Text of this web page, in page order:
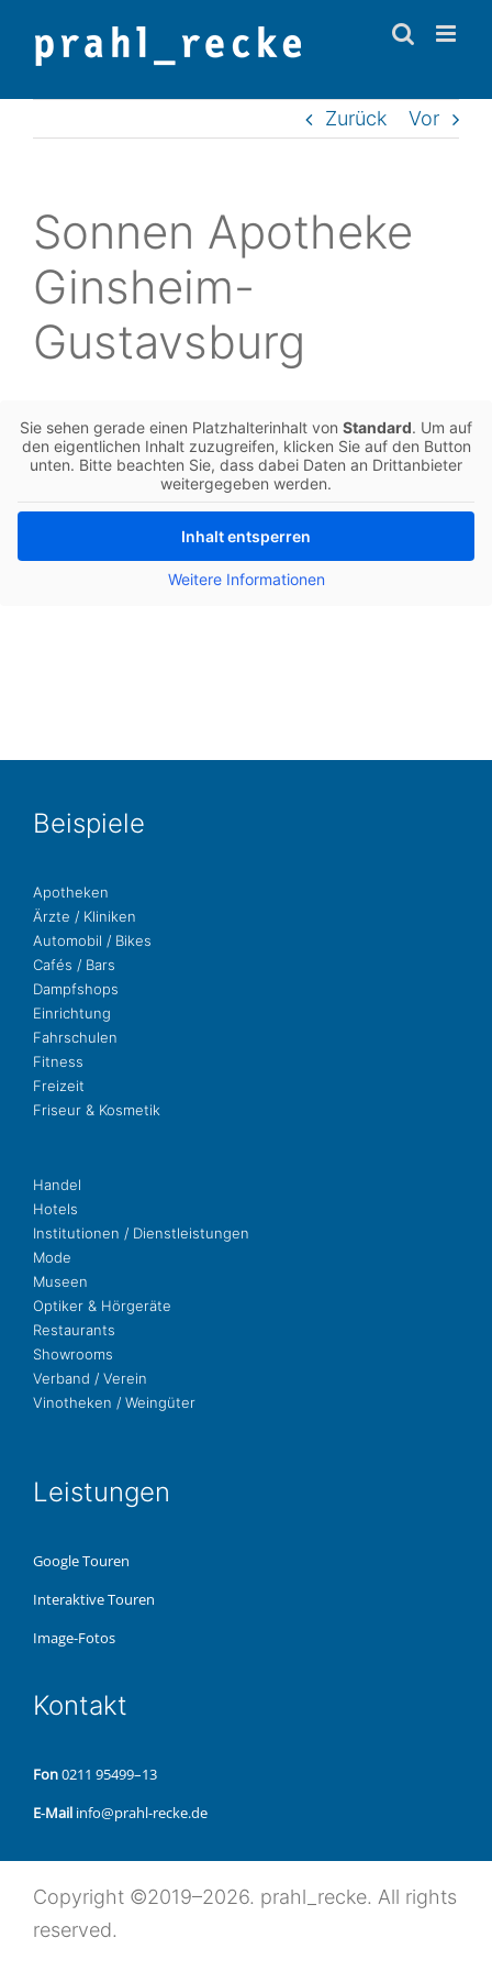
Inhalt
Zurück
Vor
Sonnen Apo­the­ke
Ginsheim-
Gustavsburg
Sie sehen gerade einen Platz­hal­ter­in­halt von Stan­dard. Um auf
den eigent­li­chen Inhalt zuzu­grei­fen, kli­cken Sie auf den Button
unten. Bitte beach­ten Sie, dass dabei Daten an Dritt­an­bie­ter
wei­ter­ge­ge­ben werden.
Inhalt ent­sper­ren
Wei­te­re Infor­ma­tio­nen
Bei­spie­le
Apo­the­ken
Ärzte / Kliniken
Auto­mo­bil / Bikes
Cafés / Bars
Dampf­shops
Ein­rich­tung
Fahr­schu­len
Fit­ness
Freizeit
Fri­seur & Kosmetik
Handel
Hotels
Insti­tu­tio­nen / Dienstleistungen
Mode
Museen
Opti­ker & Hörgeräte
Restau­rants
Show­rooms
Ver­band / Verein
Vino­the­ken / Weingüter
Leis­tun­gen
Google Touren
Inter­ak­ti­ve Touren
Image-Fotos
Kon­takt
Fon0211 95499–13
E‑Mail info@prahl-recke.de
Copy­right ©2019–2026. prahl_recke. All rights
reserved.